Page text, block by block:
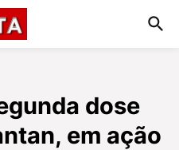
dose
em ação